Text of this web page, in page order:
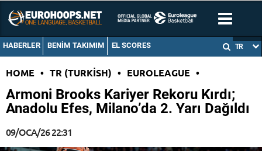
HABERLER BENIM TAKIMIM EL SCORES TR
HOME • TR (TURKISH) • EUROLEAGUE •
Armoni Brooks Kariyer Rekoru Kırdı;
Anadolu Efes, Milano’da 2. Yarı Dağıldı
09/OCA/26 22:31